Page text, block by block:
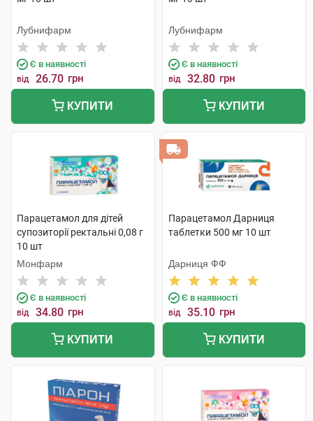
Лубнифарм
Є в наявності
від 26.70 грн
КУПИТИ
Лубнифарм
Є в наявності
від 32.80 грн
КУПИТИ
Парацетамол для дітей
супозиторії ректальні 0,08 г
10 шт
Монфарм
Є в наявності
від 34.80 грн
КУПИТИ
Парацетамол Дарниця
таблетки 500 мг 10 шт
Дарниця ФФ
Є в наявності
від 35.10 грн
КУПИТИ